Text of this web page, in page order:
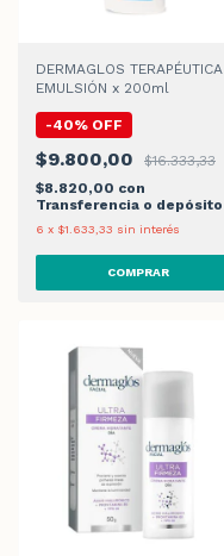
DERMAGLOS TERAPÉUTICA
EMULSIÓN x 200ml
-40% OFF
$9.800,00
$16.333,33
$8.820,00 con
Transferencia o depósito
6 x $1.633,33 sin interés